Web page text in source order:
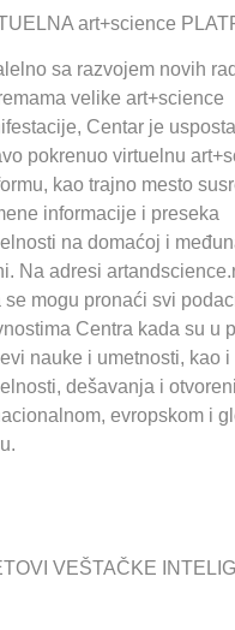
art+science
sa razvojem novih
velike art+science
Centar je
pokrenuo virtuelnu
kao trajno mesto
informacije i preseka
na domaćoj i
Na adresi
se mogu pronaći svi
Centra kada su u
nauke i umetnosti, kao i
dešavanja i
evropskom i
VEŠTAČKE